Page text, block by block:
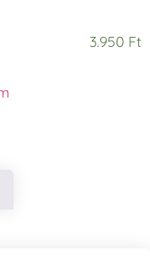
3.950 Ft